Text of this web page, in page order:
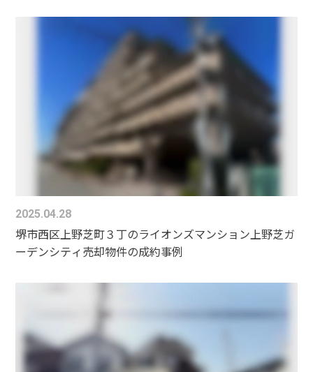
2025.04.28
堺市西区上野芝町３丁のライオンズマンション上野芝ガ
ーデンシティ売却物件の成約事例